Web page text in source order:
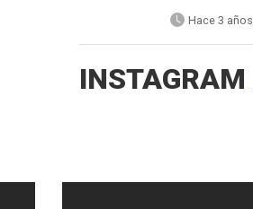
Hace 3 años
INSTAGRAM